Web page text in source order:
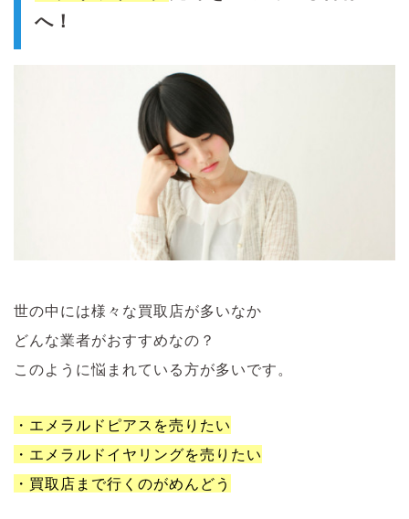
へ！
世の中には様々な買取店が多いなか
どんな業者がおすすめなの？
このように悩まれている方が多いです。
・エメラルドピアスを売りたい
・エメラルドイヤリングを売りたい
・買取店まで行くのがめんどう